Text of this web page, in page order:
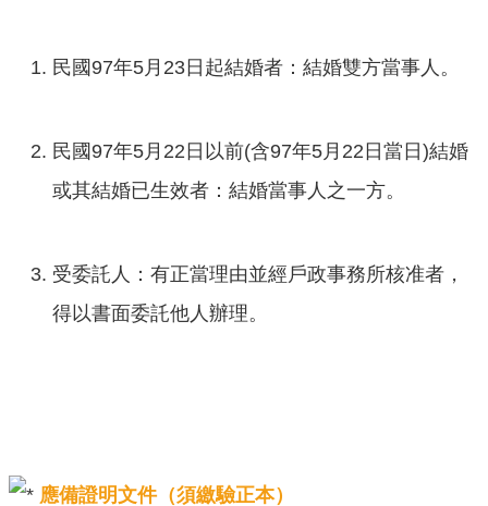
計
消
專
民
民國97年5月23日起結婚者：結婚雙方當事人。
民國97年5月22日以前(含97年5月22日當日)結婚
或其結婚已生效者：結婚當事人之一方。
受委託人：有正當理由並經戶政事務所核准者，
得以書面委託他人辦理。
應備證明文件（須繳驗正本）